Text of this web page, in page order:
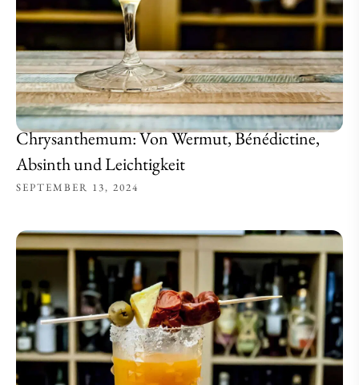
Chrysanthemum: Von Wermut, Bénédictine,
Absinth und Leichtigkeit
SEPTEMBER 13, 2024